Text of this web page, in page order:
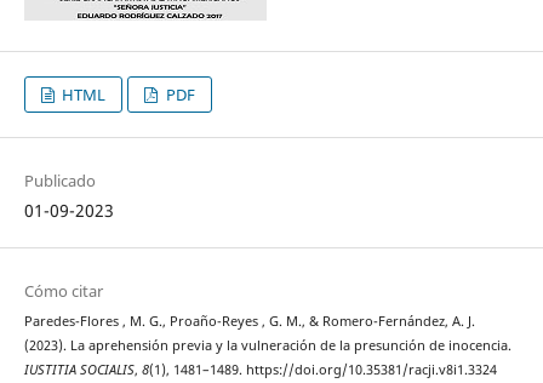
HTML PDF
Publicado
01-09-2023
Cómo citar
Paredes-Flores , M. G., Proaño-Reyes , G. M., & Romero-Fernández, A. J.
(2023). La aprehensión previa y la vulneración de la presunción de inocencia.
IUSTITIA SOCIALIS, 8(1), 1481–1489. https://doi.org/10.35381/racji.v8i1.3324